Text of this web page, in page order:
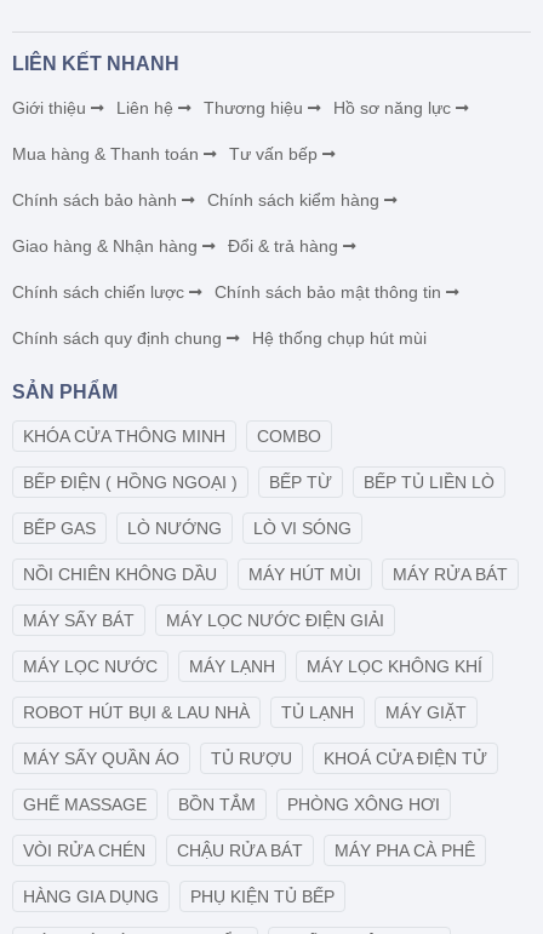
LIÊN KẾT NHANH
Giới thiệu Liên hệ Thương hiệu Hồ sơ năng lực
Mua hàng & Thanh toán Tư vấn bếp
Chính sách bảo hành Chính sách kiểm hàng
Giao hàng & Nhận hàng Đổi & trả hàng
Chính sách chiến lược Chính sách bảo mật thông tin
Chính sách quy định chung Hệ thống chụp hút mùi
SẢN PHẨM
KHÓA CỬA THÔNG MINH COMBO
BẾP ĐIỆN ( HỒNG NGOẠI ) BẾP TỪ BẾP TỦ LIỀN LÒ
BẾP GAS LÒ NƯỚNG LÒ VI SÓNG
NỒI CHIÊN KHÔNG DẦU MÁY HÚT MÙI MÁY RỬA BÁT
MÁY SẤY BÁT MÁY LỌC NƯỚC ĐIỆN GIẢI
MÁY LỌC NƯỚC MÁY LẠNH MÁY LỌC KHÔNG KHÍ
ROBOT HÚT BỤI & LAU NHÀ TỦ LẠNH MÁY GIẶT
MÁY SẤY QUẦN ÁO TỦ RƯỢU KHOÁ CỬA ĐIỆN TỬ
GHẾ MASSAGE BỒN TẮM PHÒNG XÔNG HƠI
VÒI RỬA CHÉN CHẬU RỬA BÁT MÁY PHA CÀ PHÊ
HÀNG GIA DỤNG PHỤ KIỆN TỦ BẾP